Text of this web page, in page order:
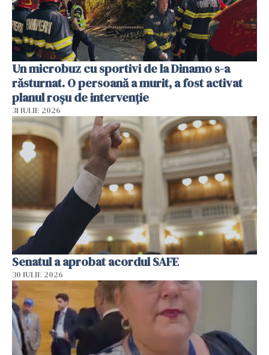
Un microbuz cu sportivi de la Dinamo s-a
răsturnat. O persoană a murit, a fost activat
planul roșu de intervenție
31 IULIE 2026
Senatul a aprobat acordul SAFE
30 IULIE 2026